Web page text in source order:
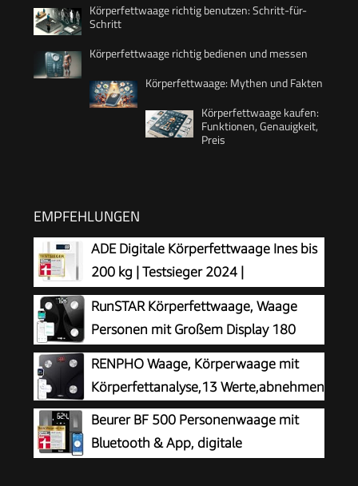
Körperfettwaage richtig benutzen: Schritt-für-
Schritt
Körperfettwaage richtig bedienen und messen
Körperfettwaage: Mythen und Fakten
Körperfettwaage kaufen:
Funktionen, Genauigkeit,
Preis
EMPFEHLUNGEN
ADE Digitale Körperfettwaage Ines bis
200 kg | Testsieger 2024 |
Personenwaage mit Körperfettanalyse,
BMI, Muskelmasse, Körperwasser, Gewicht, BMR |
Körperwaage mit Benutzererkennung | weiß
RunSTAR Körperfettwaage, Waage
Personen mit Großem Display 180
kg/400 lbs, Personenwaage Digitale
Analysator für 13 Essentielle Körperwerte, mit
App-Synchronisierung
RENPHO Waage, Körperwaage mit
Körperfettanalyse,13 Werte,abnehmen
Beurer BF 500 Personenwaage mit
Bluetooth & App, digitale